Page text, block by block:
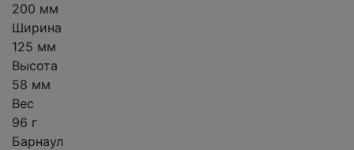
200 мм
Ширина
125 мм
Высота
58 мм
Вес
96 г
Барнаул